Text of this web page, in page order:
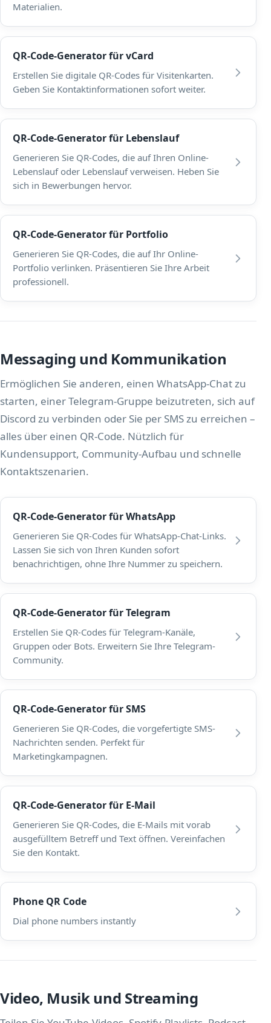
Materialien.
QR-Code-Generator für vCard
Erstellen Sie digitale QR-Codes für Visitenkarten.
Geben Sie Kontaktinformationen sofort weiter.
QR-Code-Generator für Lebenslauf
Generieren Sie QR-Codes, die auf Ihren Online-
Lebenslauf oder Lebenslauf verweisen. Heben Sie
sich in Bewerbungen hervor.
QR-Code-Generator für Portfolio
Generieren Sie QR-Codes, die auf Ihr Online-
Portfolio verlinken. Präsentieren Sie Ihre Arbeit
professionell.
Messaging und Kommunikation
Ermöglichen Sie anderen, einen WhatsApp-Chat zu
starten, einer Telegram-Gruppe beizutreten, sich auf
Discord zu verbinden oder Sie per SMS zu erreichen –
alles über einen QR-Code. Nützlich für
Kundensupport, Community-Aufbau und schnelle
Kontaktszenarien.
QR-Code-Generator für WhatsApp
Generieren Sie QR-Codes für WhatsApp-Chat-Links.
Lassen Sie sich von Ihren Kunden sofort
benachrichtigen, ohne Ihre Nummer zu speichern.
QR-Code-Generator für Telegram
Erstellen Sie QR-Codes für Telegram-Kanäle,
Gruppen oder Bots. Erweitern Sie Ihre Telegram-
Community.
QR-Code-Generator für SMS
Generieren Sie QR-Codes, die vorgefertigte SMS-
Nachrichten senden. Perfekt für
Marketingkampagnen.
QR-Code-Generator für E-Mail
Generieren Sie QR-Codes, die E-Mails mit vorab
ausgefülltem Betreff und Text öffnen. Vereinfachen
Sie den Kontakt.
Phone QR Code
Dial phone numbers instantly
Video, Musik und Streaming